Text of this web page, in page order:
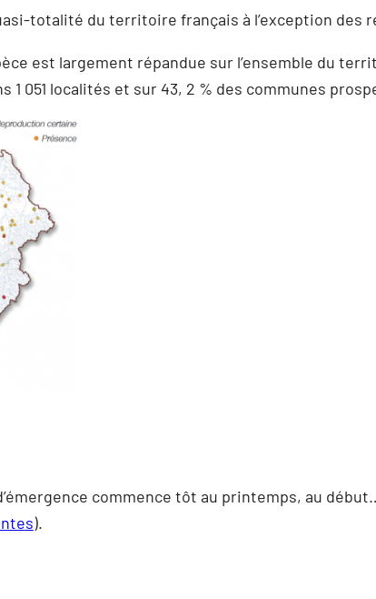
totalité du territoire français à l’exception des
est largement répandue sur l’ensemble du
1 051 localités et sur 43, 2 % des communes
commence tôt au printemps, au
).